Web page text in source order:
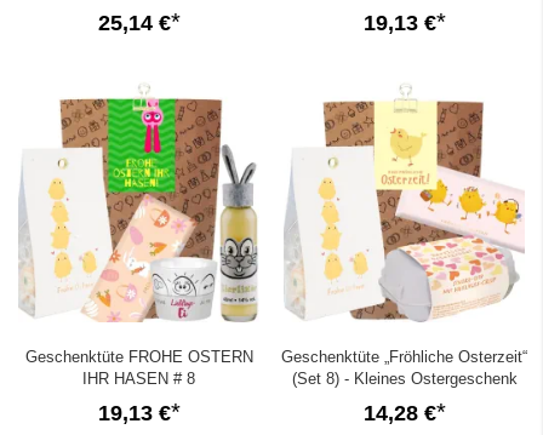
25,14 € 19,13 €
Geschenktüte FROHE OSTERN
IHR HASEN # 8
19,13 €
Geschenktüte „Fröhliche Osterzeit“
(Set 8) - Kleines Ostergeschenk
14,28 €